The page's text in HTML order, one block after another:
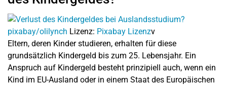
pixabay/olilynch Lizenz: Pixabay Lizenzv
Eltern, deren Kinder studieren, erhalten für diese
grundsätzlich Kindergeld bis zum 25. Lebensjahr. Ein
Anspruch auf Kindergeld besteht prinzipiell auch, wenn ein
Kind im EU-Ausland oder in einem Staat des Europäischen